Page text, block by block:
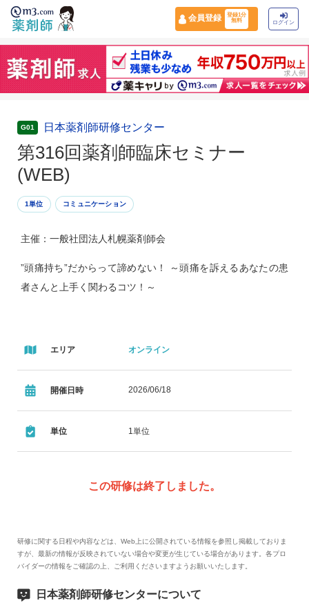
会員登録
登録1分
無料
ログイン
G01 日本薬剤師研修センター
第316回薬剤師臨床セミナー
(WEB)
1単位 コミュニケーション
主催：一般社団法人札幌薬剤師会
”頭痛持ち”だからって諦めない！ ～頭痛を訴えるあなたの患
者さんと上手く関わるコツ！～
エリア オンライン
開催日時 2026/06/18
単位 1単位
この研修は終了しました。
研修に関する日程や内容などは、Web上に公開されている情報を参照し掲載しておりま
すが、最新の情報が反映されていない場合や変更が生じている場合があります。各プロ
バイダーの情報をご確認の上、ご利用くださいますようお願いいたします。
日本薬剤師研修センターについて